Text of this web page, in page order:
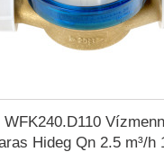
WFK240.D110
Hideg Qn 2.5 m³/h